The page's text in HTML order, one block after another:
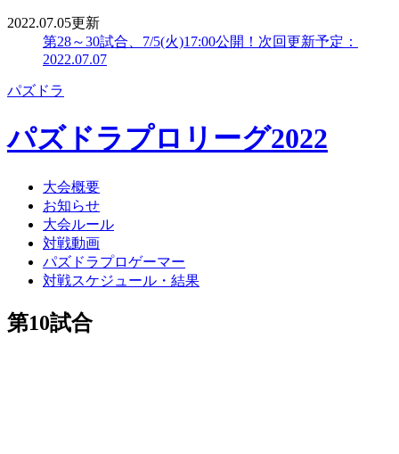
2022.07.05更新
第28～30試合、7/5(火)17:00公開！ 次回更新予定：
2022.07.07
パズドラ
パズドラプロリーグ2022
大会概要
お知らせ
大会ルール
対戦動画
パズドラプロゲーマー
対戦スケジュール・結果
第10試合